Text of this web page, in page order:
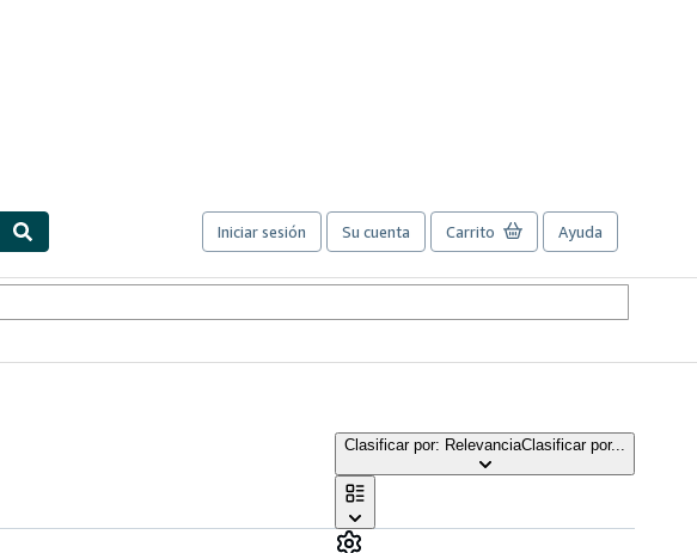
Iniciar sesión Su cuenta Carrito Ayuda
Clasificar por: RelevanciaClasificar por...